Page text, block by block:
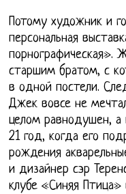
Потому художник и
персональная
порнографическая».
старшим братом, с
в одной постели.
Джек вовсе не
целом равнодушен, а
21 год, когда его
рождения
и дизайнер сэр
клубе «Синяя Птица»